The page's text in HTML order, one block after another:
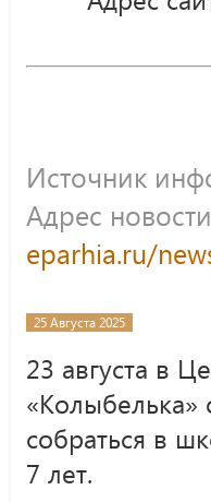
Источник
Адрес
eparhia.ru/
25 Августа 2025
23 августа в
«Колыбелька»
собраться в
7 лет.